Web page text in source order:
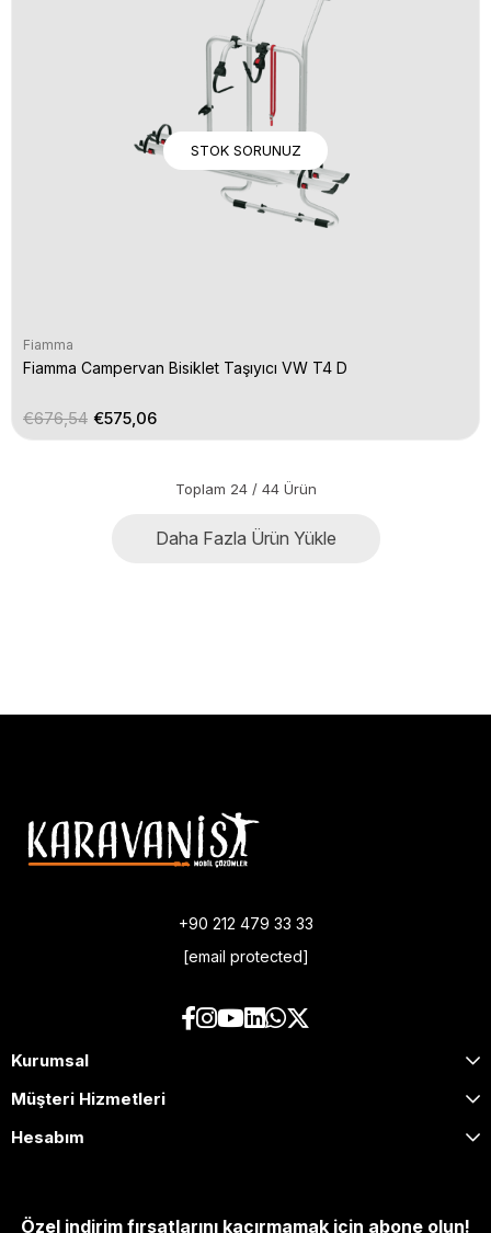
STOK SORUNUZ
Fiamma
Fiamma Campervan Bisiklet Taşıyıcı VW T4 D
€575,06
€676,54
Toplam 24/ 44Ürün
Daha Fazla Ürün Yükle
+90 212 479 33 33
[email protected]
Kurumsal
Müşteri Hizmetleri
Hesabım
Özel indirim fırsatlarını kaçırmamak için abone olun!